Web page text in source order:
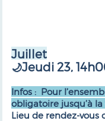
Juillet
🌙Jeudi 23,
Infos : Pour
obligatoire jusqu’à la
Lieu de rendez-vous